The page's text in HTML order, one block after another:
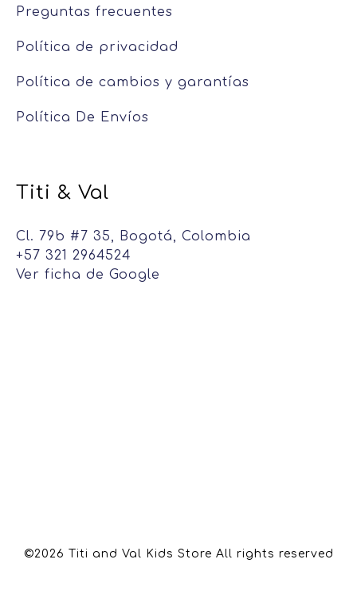
Preguntas frecuentes
Política de privacidad
Política de cambios y garantías
Política De Envíos
Titi & Val
Cl. 79b #7 35, Bogotá, Colombia
+57 321 2964524
Ver ficha de Google
©2026 Titi and Val Kids Store All rights reserved